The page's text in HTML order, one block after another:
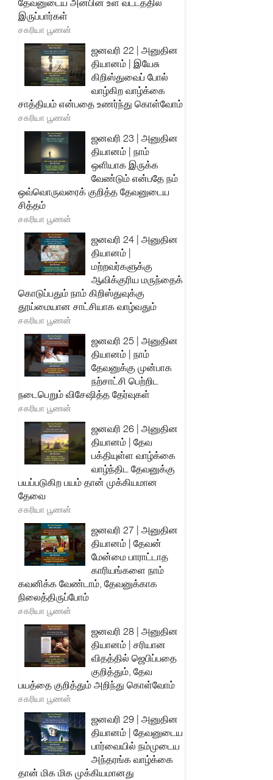
தேவனுடைய அன்பின் உள் வட்டத்தில்
இருப்பார்கள்
சகரியா பூணன்
ஜனவரி 22 | அனுதின
தியானம் | இயேசு
கிறிஸ்துவைப் போல்
வாழ்கிற வாழ்க்கை
சாத்தியம் என்பதை உணர்ந்து கொள்வோம்
சகரியா பூணன்
ஜனவரி 23 | அனுதின
தியானம் | நாம்
ஒளியாக இருக்க
வேண்டும் என்பதே நம்
ஒவ்வொருவரைக் குறித்த தேவனுடைய
சித்தம்
சகரியா பூணன்
ஜனவரி 24 | அனுதின
தியானம் |
மற்றவர்களுக்கு
ஆவிக்குரிய மருந்தைக்
கொடுப்பதும் நாம் கிறிஸ்துவுக்கு
தூய்மையான சாட்சியாக வாழ்வதும்
சகரியா பூணன்
ஜனவரி 25 | அனுதின
தியானம் | நாம்
தேவனுக்கு முன்பாக
நற்சாட்சி பெற்றிட
நடைபெறும் விசேஷித்த தேர்வுகள்
சகரியா பூணன்
ஜனவரி 26 | அனுதின
தியானம் | தேவ
பக்தியுள்ள வாழ்க்கை
வாழ்ந்திட தேவனுக்கு
பயப்படுகிற பயம் தான் முக்கியமான
தேவை
சகரியா பூணன்
ஜனவரி 27 | அனுதின
தியானம் | தேவன்
மேன்மை பாராட்டாத
காரியங்களை நாம்
கவனிக்க வேண்டாம், தேவனுக்காக
நிலைத்திருப்போம்
சகரியா பூணன்
ஜனவரி 28 | அனுதின
தியானம் | சரியான
விதத்தில் ஜெபிப்பதை
குறித்தும், தேவ
பயத்தை குறித்தும் அறிந்து கொள்வோம்
சகரியா பூணன்
ஜனவரி 29 | அனுதின
தியானம் | தேவனுடைய
பார்வையில் நம்முடைய
அந்தரங்க வாழ்க்கை
தான் மிக மிக முக்கியமானது